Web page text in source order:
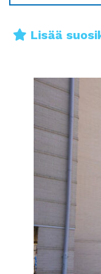
Lisää